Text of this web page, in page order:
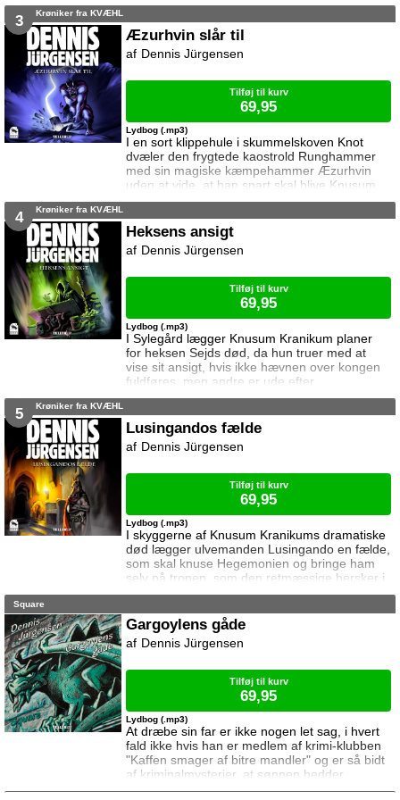
ventetid, sære drømme og lange eftermiddage
3 Krøniker fra KVÆHL
Æzurhvin slår til
I en sort klippehule i skummelskoven Knot
dvæler den frygtede kaostrold Runghammer
med sin magiske kæmpehammer Æzurhvin
uden at vide, at han snart skal blive Knusum
Kranikums våben mod Hegemonien ... Og
blevet utålelige, fordi deres små søskende
stjæler al forældrenes opmærksomhed ...
Lydbog (.mp3)
Dennis Jürgensen
Tilføj til kurv
69,95
4 Krøniker fra KVÆHL
Heksens ansigt
I Sylegård lægger Knusum Kranikum planer
for heksen Sejds død, da hun truer med at
vise sit ansigt, hvis ikke hævnen over kongen
fuldføres, men andre er ude efter
vampyrdæmonen ... Og da Arnold og
ændret sig i Kvæhl må de gøre alt for at
advare heksen, der måske kan frelse dem fra
gryden ...
Lydbog (.mp3)
Dennis Jürgensen
Tilføj til kurv
69,95
5 Krøniker fra KVÆHL
Lusingandos fælde
I skyggerne af Knusum Kranikums dramatiske
død lægger ulvemanden Lusingando en fælde,
som skal knuse Hegemonien og bringe ham
selv på tronen, som den retmæssige hersker i
Kvæhl ... Og Catharina og Arnold står til deres
beboere i en sidste dødbringende kamp ...
Lydbog (.mp3)
Dennis Jürgensen
Tilføj til kurv
69,95
Square
Gargoylens gåde
At dræbe sin far er ikke nogen let sag, i hvert
fald ikke hvis han er medlem af krimi-klubben
"Kaffen smager af bitre mandler" og er så bidt
af kriminalmysterier, at sønnen hedder
Sherlock. Det sætter til stadighed Sherlock grå
Lydbog (.mp3)
Dennis Jürgensen
Tilføj til kurv
69,95